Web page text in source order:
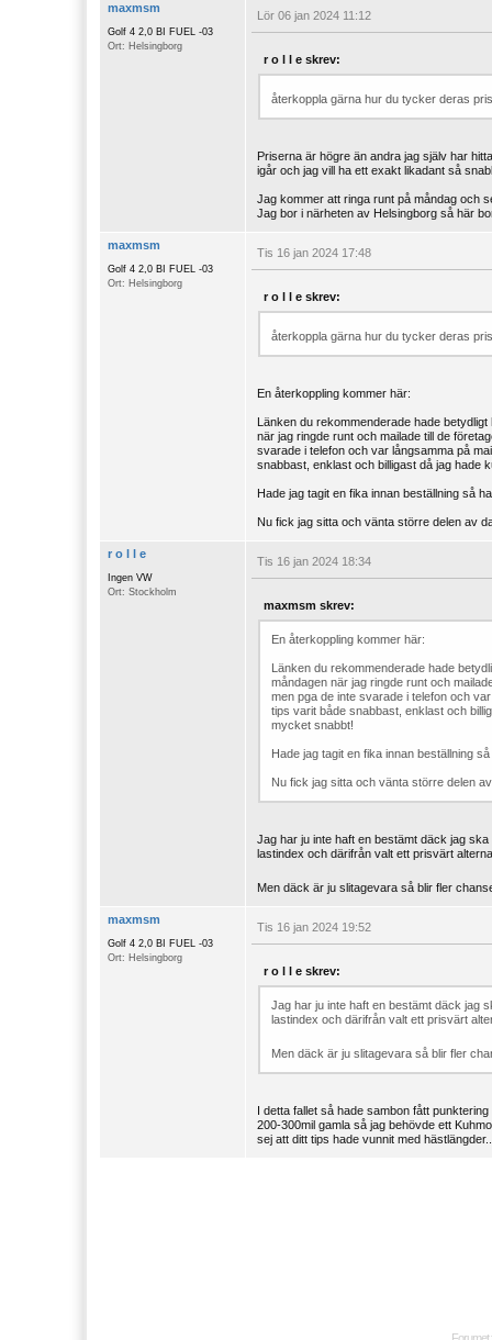
maxmsm
Golf 4 2,0 BI FUEL -03
Ort: Helsingborg
Lör 06 jan 2024 11:12
r o l l e skrev:
återkoppla gärna hur du tycker deras
Priserna är högre än andra jag själv har
igår och jag vill ha ett exakt likadant så
Jag kommer att ringa runt på måndag och
Jag bor i närheten av Helsingborg så här
maxmsm
Golf 4 2,0 BI FUEL -03
Ort: Helsingborg
Tis 16 jan 2024 17:48
r o l l e skrev:
återkoppla gärna hur du tycker deras
En återkoppling kommer här:
Länken du rekommenderade hade
när jag ringde runt och mailade till de
svarade i telefon och var långsamma på
snabbast, enklast och billigast då jag hade
Hade jag tagit en fika innan beställning så
Nu fick jag sitta och vänta större delen av
r o l l e
Ingen VW
Ort: Stockholm
Tis 16 jan 2024 18:34
maxmsm skrev:
En återkoppling kommer här:
Länken du rekommenderade hade
måndagen när jag ringde runt och
men pga de inte svarade i telefon och
tips varit både snabbast, enklast och
mycket snabbt!
Hade jag tagit en fika innan beställning
Nu fick jag sitta och vänta större delen
Jag har ju inte haft en bestämt däck jag
lastindex och därifrån valt ett prisvärt
Men däck är ju slitagevara så blir fler
maxmsm
Golf 4 2,0 BI FUEL -03
Ort: Helsingborg
Tis 16 jan 2024 19:52
r o l l e skrev:
Jag har ju inte haft en bestämt däck jag
lastindex och därifrån valt ett prisvärt
Men däck är ju slitagevara så blir fler
I detta fallet så hade sambon fått
200-300mil gamla så jag behövde ett
sej att ditt tips hade vunnit med